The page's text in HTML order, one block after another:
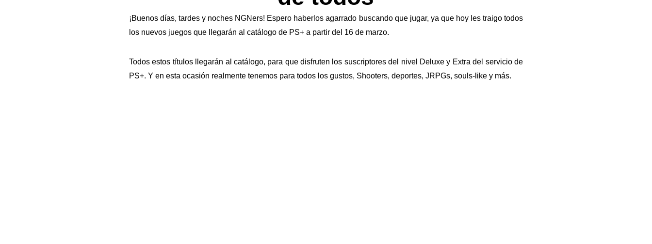
¡Buenos días, tardes y noches NGNers! Espero haberlos agarrado buscando que jugar, ya que hoy les traigo todos
los nuevos juegos que llegarán al catálogo de PS+ a partir del 16 de marzo.
Todos estos títulos llegarán al catálogo, para que disfruten los suscriptores del nivel Deluxe y Extra del servicio de
PS+. Y en esta ocasión realmente tenemos para todos los gustos, Shooters, deportes, JRPGs, souls-like y más.